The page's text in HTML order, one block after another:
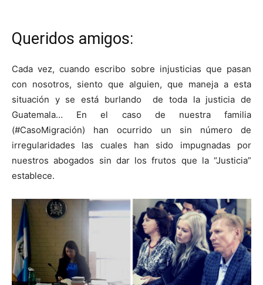
Queridos amigos:
Cada vez, cuando escribo sobre injusticias que pasan
con nosotros, siento que alguien, que maneja a esta
situación y se está burlando de toda la justicia de
Guatemala… En el caso de nuestra familia
(#CasoMigración) han ocurrido un sin número de
irregularidades las cuales han sido impugnadas por
nuestros abogados sin dar los frutos que la “Justicia”
establece.